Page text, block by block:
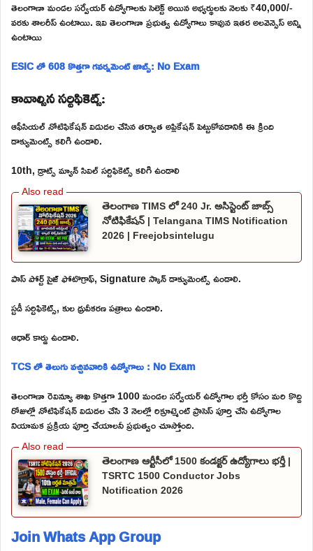
తెలంగాణా మండల సర్వేయర్ ఉద్యోగాలకు సెలెక్ట్ అయిన అభ్యర్థులకు నెలకు ₹40,000/-
వరకు శాలరీస్ ఉంటాయి. ఇవి తెలంగాణా ప్రభుత్వ ఉద్యోగాలు కావున ఇతర అలవెన్సెస్ అన్ని
ఉంటాయి
ESIC లో 608 కొత్తగా గవర్నమెంట్ జాబ్స్: No Exam
కావాల్సిన సర్టిఫికెట్స్:
ఆఫీసియల్ నోటిఫికేషన్ విడుదల చేసిన తర్వాత అప్లికేషన్ పెట్టుకోవడానికి ఈ క్రింది
డాక్యుమెంట్స్ కలిగి ఉండాలి.
10th, డ్రాట్స్ మ్యాన్ సివిల్ సర్టిఫికెట్స్ కలిగి ఉండాలి
తెలంగాణ TIMS లో 240 Jr. అసిస్టెంట్ జాబ్స్
నోటిఫికేషన్ | Telangana TIMS Notification
2026 | Freejobsintelugu
పాస్ పోర్ట్ సైజ్ ఫోటొగ్రాఫ్, Signature స్కాన్ డాక్యుమెంట్స్ ఉండాలి.
స్టడీ సర్టిఫికెట్స్, కుల ధ్రువీకరణ పత్రాలు ఉండాలి.
ఆధార్ కార్డు ఉండాలి.
TCS లో తెలుగు వచ్చినవారికి ఉద్యోగాలు : No Exam
తెలంగాణా రెవిన్యూ శాఖ కొత్తగా 1000 మండల సర్వేయర్ ఉద్యోగాల భర్తీ కోసం మరి కొద్ది
రోజుల్లో నోటిఫికేషన్ విడుదల చేసి 3 నెలల్లో రిక్రూట్మెంట్ ప్రాసెస్ పూర్తి చేసి ఉద్యోగాల
నియామక ప్రక్రియ పూర్తి చేయాలనీ ప్రభుత్వం చూస్తోంది.
తెలంగాణ ఆర్టీసీలో 1500 కండక్టర్ ఉద్యోగాలు భర్తీ |
TSRTC 1500 Conductor Jobs
Notification 2026
Join Whats App Group